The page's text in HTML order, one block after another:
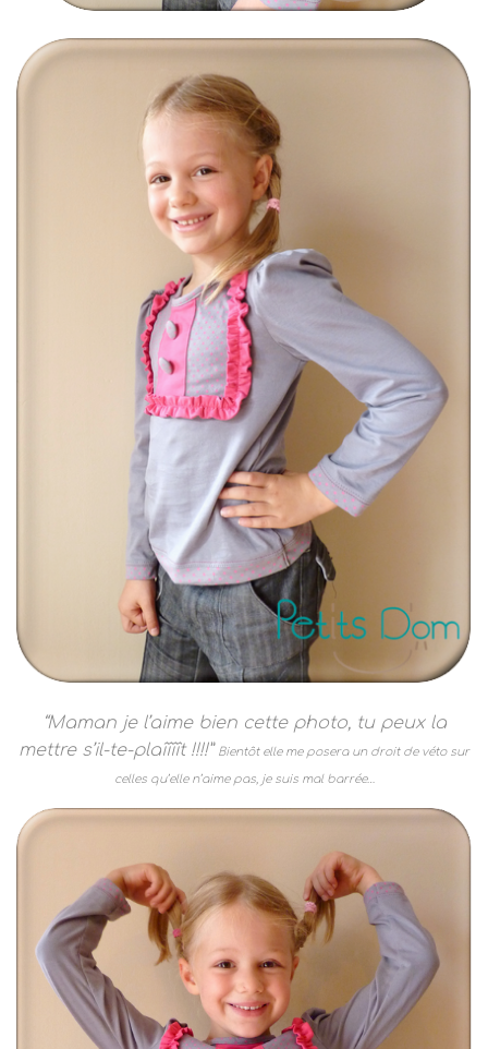
“Maman je l’aime bien cette photo, tu peux la
mettre s’il-te-plaîîîît !!!!” Bientôt elle me posera un droit de véto sur
celles qu’elle n’aime pas, je suis mal barrée…